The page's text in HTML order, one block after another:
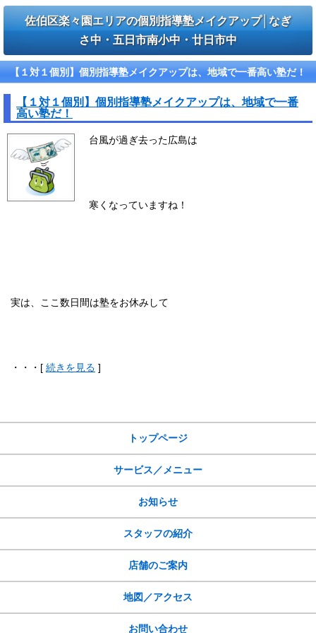
佐伯区楽々園エリアの個別指導塾メイクアップ│なぎ
さ中・五日市南小中・廿日市中
【１対１個別】個別指導塾メイクアップは、地域で一番高い塾だ！
【１対１個別】個別指導塾メイクアップは、地域で一番
高い塾だ！
台風が過ぎ去った広島は
寒くなっていますね！
実は、ここ数日間は塾をお休みして
・・・[ 続きを見る ]
トップページ
サービス／メニュー
お知らせ
スタッフの紹介
店舗のご案内
地図／アクセス
お問い合わせ